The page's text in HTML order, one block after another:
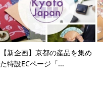
​【新企画】京都の産品を集め
た特設ECページ「...